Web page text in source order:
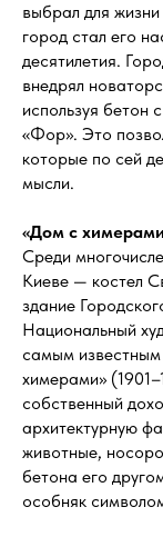
выбрал для
город стал его
десятилетия.
внедрял
используя бетон
«Фор». Это
которые по сей
мысли.
«Дом с
Среди
Киеве — костел
здание
Национальный
самым известным
химерами»
собственный
архитектурную
животные,
бетона его
особняк